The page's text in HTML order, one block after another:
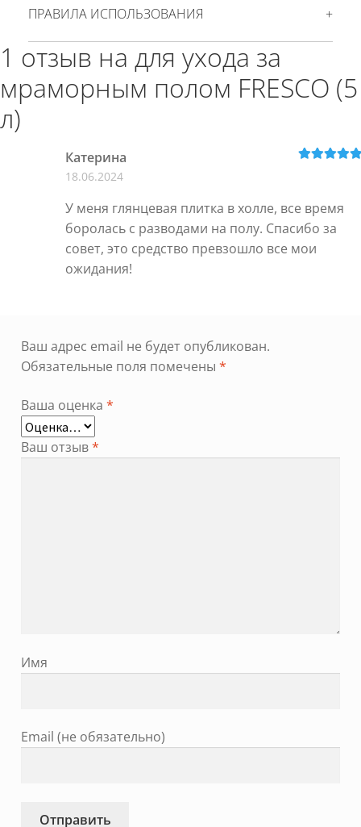
ПРАВИЛА ИСПОЛЬЗОВАНИЯ
1 отзыв на для ухода за
мраморным полом FRESCO (5
л)
Катерина
18.06.2024
У меня глянцевая плитка в холле, все время
боролась с разводами на полу. Спасибо за
совет, это средство превзошло все мои
ожидания!
Ваш адрес email не будет опубликован.
Обязательные поля помечены *
Ваша оценка *
Ваш отзыв*
Имя
Email (не обязательно)